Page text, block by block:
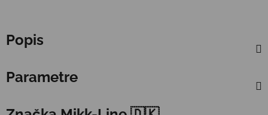
Popis
Parametre